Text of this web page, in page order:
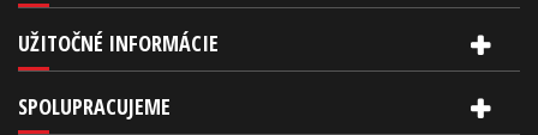
UŽITOČNÉ INFORMÁCIE
SPOLUPRACUJEME